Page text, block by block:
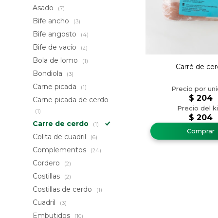
Carré de
$ 204
$ 204
Asado (7)
Bife ancho (3)
Bife angosto (4)
Bife de vacío (2)
Bola de lomo (1)
Bondiola (3)
Carne picada (1)
Carne picada de cerdo
(1)
Carre de cerdo (1)
Colita de cuadril (6)
Complementos (24)
Cordero (2)
Costillas (2)
Costillas de cerdo (1)
Cuadril (3)
Embutidos (10)